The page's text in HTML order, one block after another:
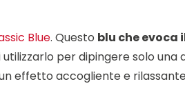
Blue. Questo blu che evoca
utilizzarlo per dipingere solo
effetto accogliente e